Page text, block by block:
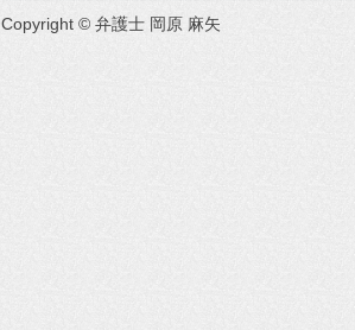
Copyright © 弁護士 岡原 麻矢